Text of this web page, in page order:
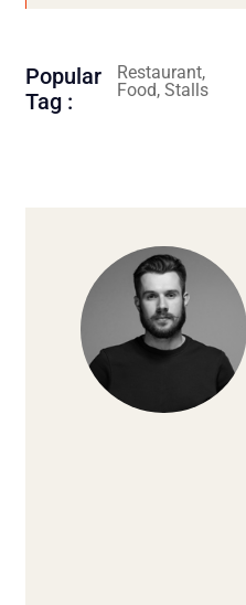
Popular
Tag :
Restaurant,
Food, Stalls